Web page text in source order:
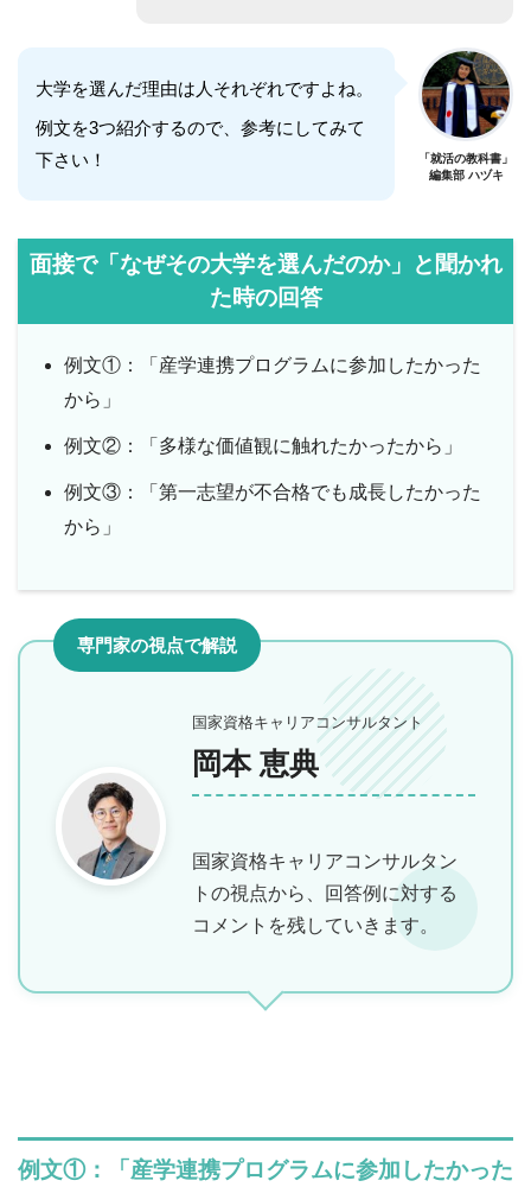
大学を選んだ理由は人それぞれですよね。
例文を3つ紹介するので、参考にしてみて
下さい！
「就活の教科書」
編集部 ハヅキ
面接で「なぜその大学を選んだのか」と聞かれ
た時の回答
例文①：「産学連携プログラムに参加したかった
から」
例文②：「多様な価値観に触れたかったから」
例文③：「第一志望が不合格でも成長したかった
から」
専門家の視点で解説
国家資格キャリアコンサルタント
岡本 恵典
国家資格キャリアコンサルタン
トの視点から、回答例に対する
コメントを残していきます。
例文①：「産学連携プログラムに参加したかった